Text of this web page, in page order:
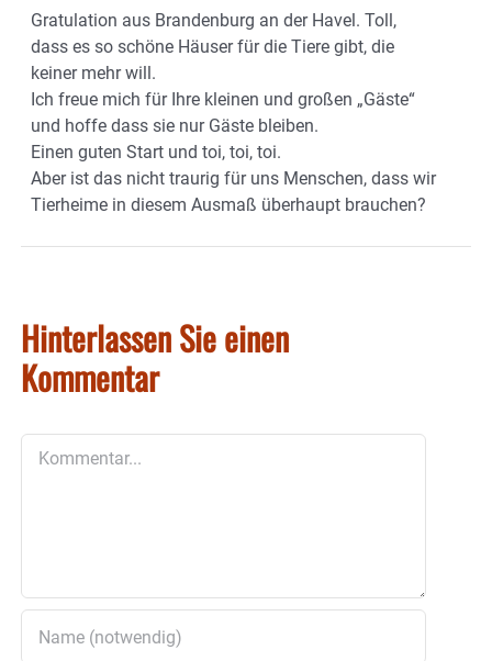
Gratulation aus Brandenburg an der Havel. Toll,
dass es so schöne Häuser für die Tiere gibt, die
keiner mehr will.
Ich freue mich für Ihre kleinen und großen „Gäste“
und hoffe dass sie nur Gäste bleiben.
Einen guten Start und toi, toi, toi.
Aber ist das nicht traurig für uns Menschen, dass wir
Tierheime in diesem Ausmaß überhaupt brauchen?
Hinterlassen Sie einen
Kommentar